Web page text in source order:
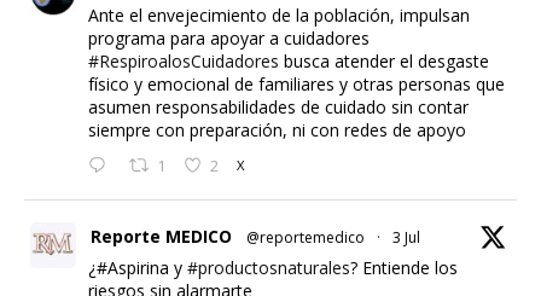
Ante el envejecimiento de la población, impulsan
programa para apoyar a cuidadores
#RespiroalosCuidadores busca atender el desgaste
físico y emocional de familiares y otras personas que
asumen responsabilidades de cuidado sin contar
siempre con preparación, ni con redes de apoyo
1 2 X
Reporte MEDICO @reportemedico · 3 Jul
¿#Aspirina y #productosnaturales? Entiende los
riesgos sin alarmarte